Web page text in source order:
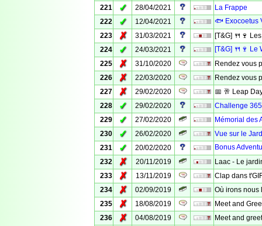
221
✓ 28/04/2021
La Frappe
222
✓ 12/04/2021
🐟 Exocoetus
223
✗ 31/03/2021
[T&G] 🍴🍷
224
✓ 24/03/2021
[T&G] 🍴🍷 Le
225
✗ 31/10/2020
Rendez vous
226
✗ 22/03/2020
Rendez vous
227
✗ 29/02/2020
📅 🥂 Leap
228
✓ 29/02/2020
Challenge
229
✓ 27/02/2020
Mémorial des
230
✓ 26/02/2020
Vue sur le
231
✓ 20/02/2020
Bonus
232
✗ 20/11/2019
Laac - Le
233
✗ 13/11/2019
Clap dans
234
✗ 02/09/2019
Où irons nous
235
✗ 18/08/2019
Meet and
236
✗ 04/08/2019
Meet and